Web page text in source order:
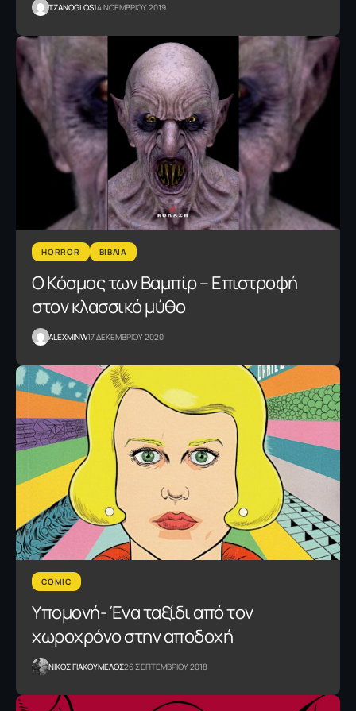
TZANOGLOS14 ΝΟΕΜΒΡΙΟΥ 2019
HORROR ΒΙΒΛΙΑ
Ο Κόσμος των Βαμπίρ – Επιστροφή
στον κλασσικό μύθο
ALEXMINW17 ΔΕΚΕΜΒΡΙΟΥ 2020
COMIC
Yπομονή- Ένα ταξίδι από τον
χωροχρόνο στην αποδοχή
NΙΚΟΣ ΓΙΑΚΟΥΜΕΛΟΣ26 ΣΕΠΤΕΜΒΡΙΟΥ 2018